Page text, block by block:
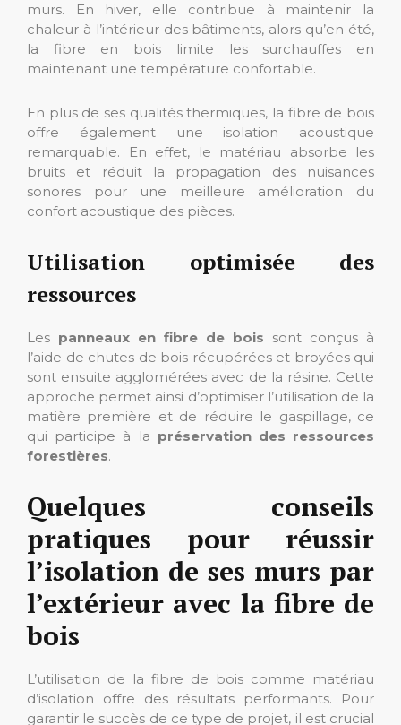
murs. En hiver, elle contribue à maintenir la
chaleur à l’intérieur des bâtiments, alors qu’en été,
la fibre en bois limite les surchauffes en
maintenant une température confortable.
En plus de ses qualités thermiques, la fibre de bois
offre également une isolation acoustique
remarquable. En effet, le matériau absorbe les
bruits et réduit la propagation des nuisances
sonores pour une meilleure amélioration du
confort acoustique des pièces.
Utilisation optimisée des
ressources
Les panneaux en fibre de bois sont conçus à
l’aide de chutes de bois récupérées et broyées qui
sont ensuite agglomérées avec de la résine. Cette
approche permet ainsi d’optimiser l’utilisation de la
matière première et de réduire le gaspillage, ce
qui participe à la préservation des ressources
forestières.
Quelques conseils
pratiques pour réussir
l’isolation de ses murs par
l’extérieur avec la fibre de
bois
L’utilisation de la fibre de bois comme matériau
d’isolation offre des résultats performants. Pour
garantir le succès de ce type de projet, il est crucial